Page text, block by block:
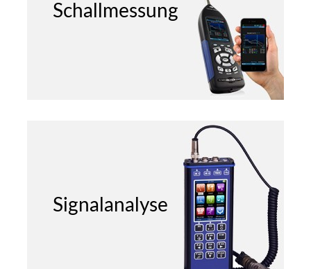
Schallmessung
Signalanalyse